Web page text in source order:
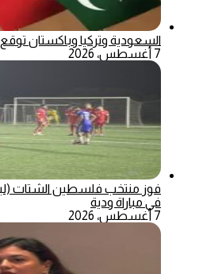
السعودية وتركيا وباكستان
7 أغسطس، 2026
فوز منتخب فلسطين الشتات
في مباراة ودية
7 أغسطس، 2026